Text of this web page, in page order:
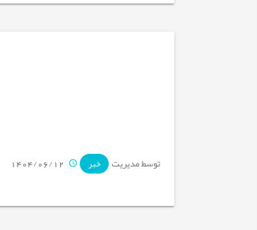
توسط مدیریت خبر 1404/06/12